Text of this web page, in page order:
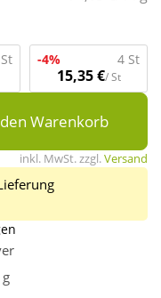
-4% 4 St
15,35 €/ St
Warenkorb
inkl. MwSt. zzgl.Versand